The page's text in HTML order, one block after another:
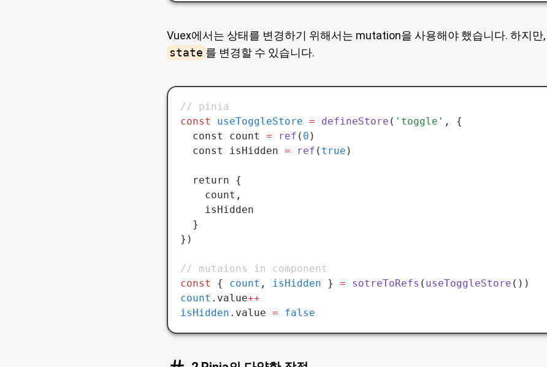
Vuex에서는 상태를 변경하기 위해서는 mutation을 사용해야 했습니다. 하지만
state 를 변경할 수 있습니다.
// pinia
const
useToggleStore = defineStore ( 'toggle' ,
{
  const count
= ref ( 0 )
  const isHidden
= ref ( true )
  return {
    count
,
    isHidden
  }
})
// mutaions in component
const
{ count , isHidden } = sotreToRefs ( useToggleStore ())
count .value++
isHidden .value = false